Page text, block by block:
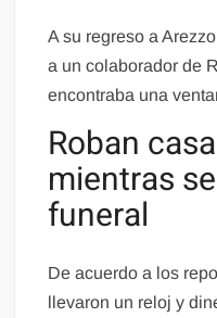
A su regreso a
a un colaborador de
encontraba una
Roban
mientras
funeral
De acuerdo a los
llevaron un reloj y